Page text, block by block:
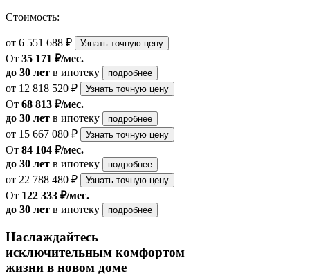
Стоимость:
от 6 551 688 ₽ Узнать точную цену
От 35 171 ₽/мес.
до 30 лет в ипотеку подробнее
от 12 818 520 ₽ Узнать точную цену
От 68 813 ₽/мес.
до 30 лет в ипотеку подробнее
от 15 667 080 ₽ Узнать точную цену
От 84 104 ₽/мес.
до 30 лет в ипотеку подробнее
от 22 788 480 ₽ Узнать точную цену
От 122 333 ₽/мес.
до 30 лет в ипотеку подробнее
Наслаждайтесь
исключительным комфортом
жизни в новом доме